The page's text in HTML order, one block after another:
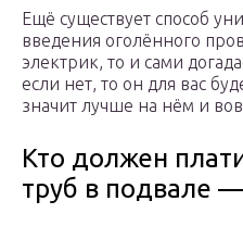
Ещё существует способ
введения оголённого
электрик, то и сами
если нет, то он для вас
значит лучше на нём и
Кто должен
труб в подвале